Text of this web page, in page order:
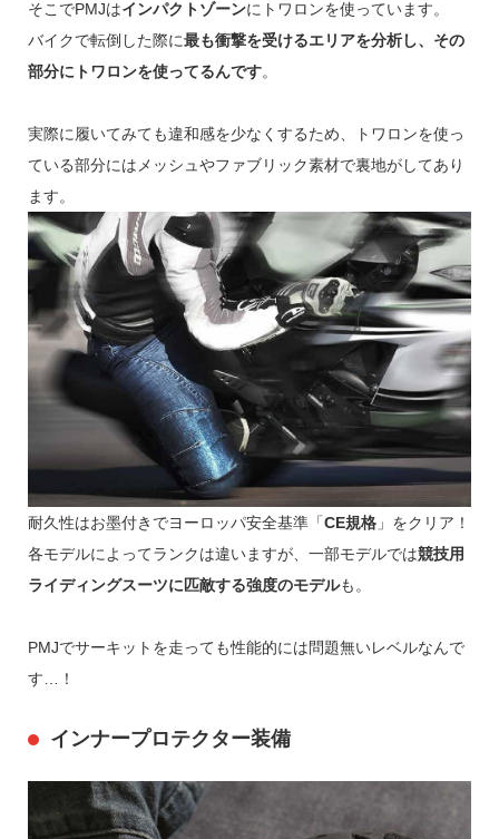
そこでPMJはインパクトゾーンにトワロンを使っています。
バイクで転倒した際に最も衝撃を受けるエリアを分析し、その
部分にトワロンを使ってるんです。
実際に履いてみても違和感を少なくするため、トワロンを使っ
ている部分にはメッシュやファブリック素材で裏地がしてあり
ます。
耐久性はお墨付きでヨーロッパ安全基準「CE規格」をクリア！
各モデルによってランクは違いますが、一部モデルでは競技用
ライディングスーツに匹敵する強度のモデルも。
PMJでサーキットを走っても性能的には問題無いレベルなんで
す…！
インナープロテクター装備